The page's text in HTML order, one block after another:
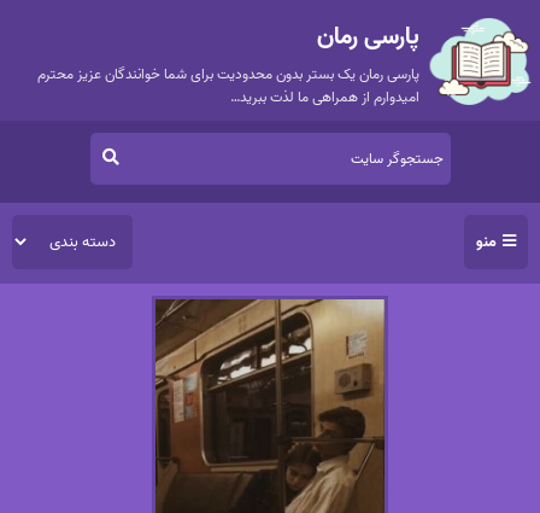
پارسی رمان
پارسی رمان یک بستر بدون محدودیت برای شما خوانندگان عزیز محترم
امیدوارم از همراهی ما لذت ببرید…
منو